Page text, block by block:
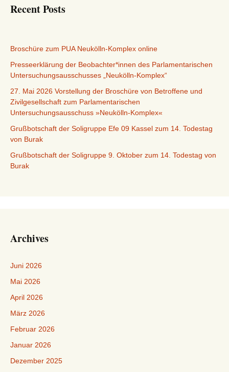
Recent Posts
Broschüre zum PUA Neukölln-Komplex online
Presseerklärung der Beobachter*innen des Parlamentarischen
Untersuchungsausschusses „Neukölln-Komplex“
27. Mai 2026 Vorstellung der Broschüre von Betroffene und
Zivilgesellschaft zum Parlamentarischen
Untersuchungsausschuss »Neukölln-Komplex«
Grußbotschaft der Soligruppe Efe 09 Kassel zum 14. Todestag
von Burak
Grußbotschaft der Soligruppe 9. Oktober zum 14. Todestag von
Burak
Archives
Juni 2026
Mai 2026
April 2026
März 2026
Februar 2026
Januar 2026
Dezember 2025